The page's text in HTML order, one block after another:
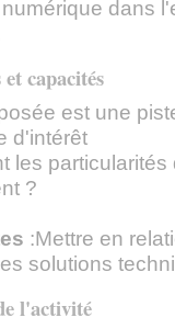
dans
et capacités
est une
d'intérêt
les
?
:Mettre en
solutions
l'activité